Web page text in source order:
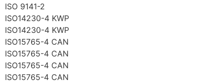
ISO 9141-2
ISO14230-4 KWP
ISO14230-4 KWP
ISO15765-4 CAN
ISO15765-4 CAN
ISO15765-4 CAN
ISO15765-4 CAN